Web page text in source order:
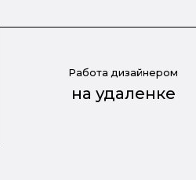
Работа дизайнером
на удаленке